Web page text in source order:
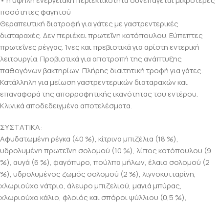
ποσότητες φαγητού
Θεραπευτική διατροφή για γάτες με γαστρεντερικές
διαταραχές. Δεν περιέχει πρωτεΐνη κοτόπουλου. Εύπεπτες
πρωτεΐνες ρέγγας. Ίνες και πρεβιοτικά για αρίστη εντερική
λειτουργία. Προβιοτικά για αποτροπή της ανάπτυξης
παθογόνων βακτηρίων. Πλήρης διαιτητική τροφή για γάτες.
Κατάλληλη για μείωση γαστρεντερικών διαταραχών και
επαναφορά της απορροφητικής ικανότητας του εντέρου.
Κλινικά αποδεδειγμένα αποτελέσματα.
ΣΥΣΤΑΤΙΚΑ:
Αφυδατωμένη ρέγκα (40 %), κίτρινα μπιζέλια (18 %),
υδρολυμένη πρωτεΐνη σολομού (10 %), λίπος κοτόπουλου (9
%), αυγά (6 %), φαγόπυρο, πούλπα μήλων, έλαιο σολομού (2
%), υδρολυμένος ζωμός σολομού (2 %), λιγνοκυτταρίνη,
χλωριούχο νάτριο, άλευρο μπιζελιού, μαγιά μπύρας,
χλωριούχο κάλιο, φλοιός και σπόροι ψύλλιου (0,5 %),